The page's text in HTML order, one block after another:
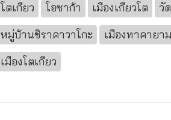
โตเกียว โอซาก้า เมืองเกียวโต วั
หมู่บ้านชิราคาวาโกะ
เมืองทาคายา
เมืองโตเกียว